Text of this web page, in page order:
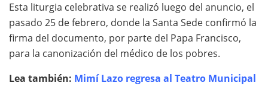
Esta liturgia celebrativa se realizó luego del anuncio, el
pasado 25 de febrero, donde la Santa Sede confirmó la
firma del documento, por parte del Papa Francisco,
para la canonización del médico de los pobres.
Lea también: Mimí Lazo regresa al Teatro Municipal